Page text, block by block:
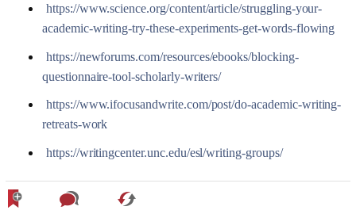
https://www.science.org/content/article/struggling-your-
academic-writing-try-these-experiments-get-words-flowing
https://newforums.com/resources/ebooks/blocking-
questionnaire-tool-scholarly-writers/
https://www.ifocusandwrite.com/post/do-academic-writing-
retreats-work
https://writingcenter.unc.edu/esl/writing-groups/